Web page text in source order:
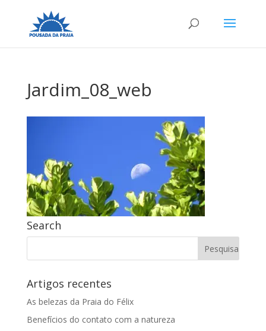
Jardim_08_web
Search
Artigos recentes
As belezas da Praia do Félix
Benefícios do contato com a natureza